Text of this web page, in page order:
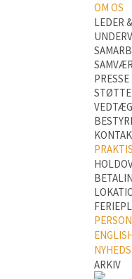
OM OS
LEDER
PRESSE
STØTTE
ARKIV